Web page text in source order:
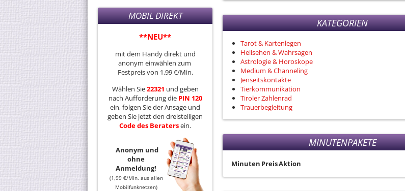
MOBIL DIREKT
**NEU**
mit dem Handy direkt und
anonym einwählen zum
Festpreis von 1,99 €/Min.
Wählen Sie22321 und geben
nach Aufforderung die PIN 120
ein, folgen Sie der Ansage und
geben Sie jetzt den dreistelligen
Codedes Beratersein.
Anonym und
ohne
Anmeldung!
(1,99 €/Min. aus allen
Mobilfunknetzen)
KATEGORIEN
Tarot & Kartenlegen
Hellsehen & Wahrsagen
Astrologie & Horoskope
Medium & Channeling
Jenseitskontakte
Tierkommunikation
Tiroler Zahlenrad
Trauerbegleitung
MINUTENPAKETE
Minuten PreisAktion